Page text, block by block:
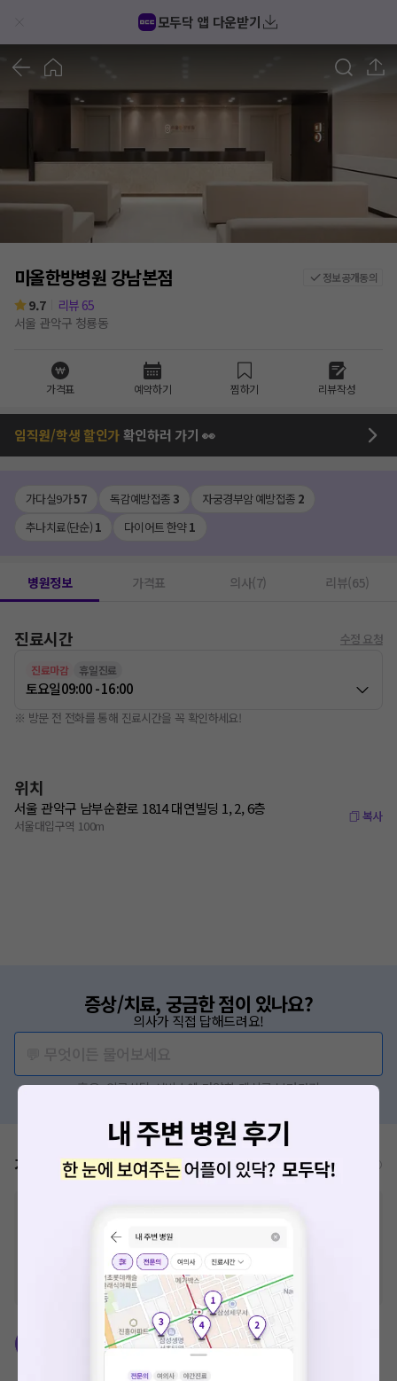
모두닥 앱 다운받기
미올한방병원 강남본점 정보공개동의
9.7 리뷰 65
서울 관악구 청룡동
가격표 예약하기 찜하기 리뷰작성
임직원/학생 할인가확인하러 가기 👀
가다실9가57 독감예방접종3 자궁경부암 예방접종 2
추나치료(단순) 1 다이어트 한약1
병원정보 가격표 의사(7) 리뷰(65)
진료시간 수정 요청
진료마감 휴일진료
토요일09:00 - 16:00
※ 방문 전 전화를 통해 진료시간을 꼭 확인하세요!
위치
서울 관악구 남부순환로 1814 대연빌딩 1, 2, 6층
서울대입구역 100m
복사
증상/치료, 궁금한 점이 있나요?
의사가 직접 답해드려요!
혹은, 의료상담 서비스에 다양한 게시글 보러가기
가격표 비급여/급여 진료란?
급여 항목의 경우, 건강보험심사평가원
에 고지되어 있는 급여 진료 기준 가
격입니다. (진료와 연관된 복합적인 비용이 추가되어, 병원마다 금액이 다르게
산정될 수 있는 점 참고 바랍니다.)
※ 이벤트가, 할인가는VAT 포함
한약
미올한방병원 강남본점 후기/가격/비용 (2026) | 모두닥